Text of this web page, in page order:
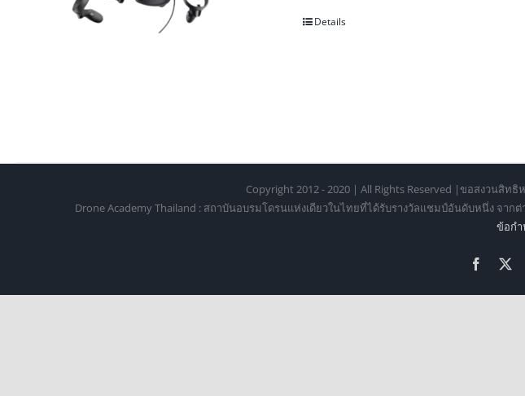
Details
Copyright 2012 - 2020 | All Rights Reserved |ขอสงวนสิ
Drone Academy Thailand : สถาบันอบรมโดรนแห่งเดียวในไทยที่ได้รับรางวัลแชมป์อันดับหนึ่ง จากต่
ข้อกำ
X